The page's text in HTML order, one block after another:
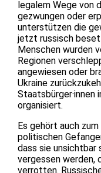
legalem Wege von
gezwungen oder
unterstützen die
jetzt russisch
Menschen wurden
Regionen
angewiesen oder
Ukraine
Staatsbürger·innen
organisiert.
Es gehört auch
politischen
dass sie unsichtbar
vergessen werden,
verrotten.